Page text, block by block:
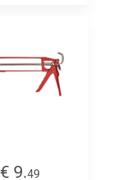
€ 9.49